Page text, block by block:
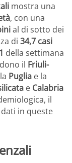
mostra una
, con una
al di sotto dei
di 34,7 casi
della settimana
il Friuli-
Puglia e la
e Calabria
il
in queste